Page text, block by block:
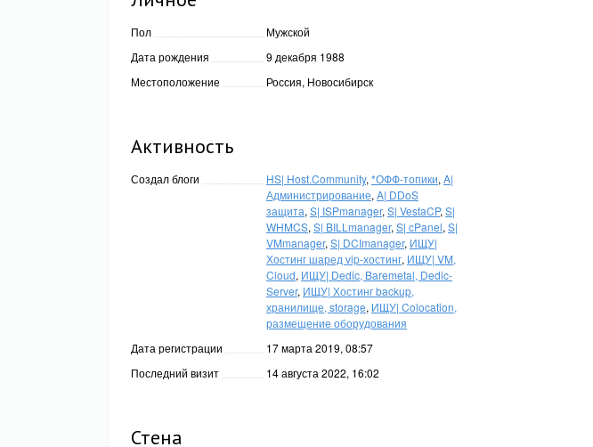
Пол
Мужской
Дата рождения
9 декабря 1988
Местоположение
Россия, Новосибирск
Активность
Создал блоги HS| Host.Community, *ОФФ-топики, A|
Администрирование, A| DDoS
защита, S| ISPmanager, S| VestaCP, S|
WHMCS, S| BILLmanager, S| cPanel, S|
VMmanager, S| DCImanager, ИЩУ|
Хостинг шаред vip-хостинг, ИЩУ| VM,
Cloud, ИЩУ| Dedic, Baremetal, Dedic-
Server, ИЩУ| Хостинг backup,
хранилище, storage, ИЩУ| Colocation,
размещение оборудования
Дата регистрации
17 марта 2019, 08:57
Последний визит
14 августа 2022, 16:02
Стена